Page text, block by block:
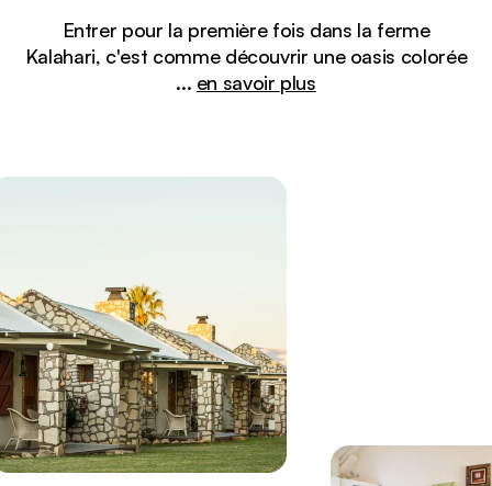
Entrer pour la première fois dans la ferme
Kalahari, c'est comme découvrir une oasis colorée
... en savoir plus